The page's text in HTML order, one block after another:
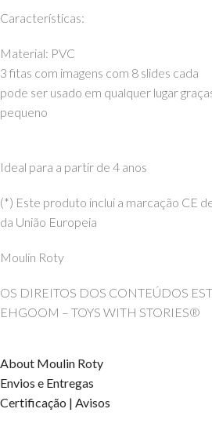
Características:
Material: PVC
3 fitas com imagens com 8 slides cada
pode ser usado em qualquer lugar
pequeno
Ideal para a partir de 4 anos
(*) Este produto inclui a marcação CE
da União Europeia
Moulin Roty
OS DIREITOS DOS CONTEÚDOS
EHGOOM – TOYS WITH STORIES®️
About Moulin Roty
Envios e Entregas
Certificação | Avisos